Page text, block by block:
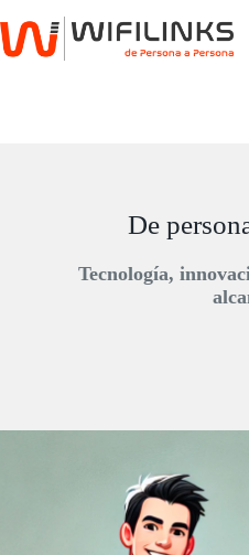
al
contenido
De
Tecnología,